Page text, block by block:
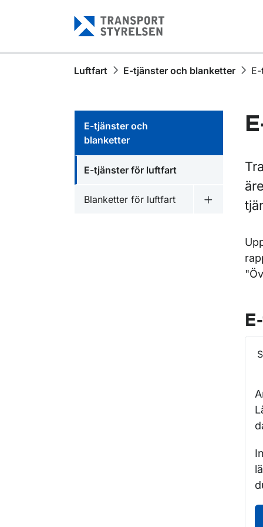
Gå till sidans innehåll
Luftfart E-tjänster och blanketter
E-tjänster och
blanketter
E-tjänster för luftfart
Blanketter för luftfart